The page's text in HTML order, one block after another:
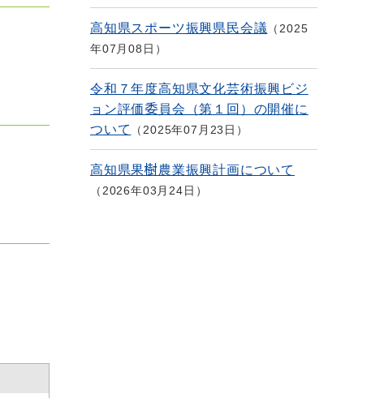
高知県スポーツ振興県民会議
2025
年07月08日
令和７年度高知県文化芸術振興ビジ
ョン評価委員会（第１回）の開催に
ついて
2025年07月23日
高知県果樹農業振興計画について
2026年03月24日